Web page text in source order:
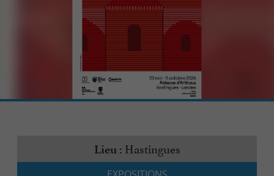
Lieu : Hastingues